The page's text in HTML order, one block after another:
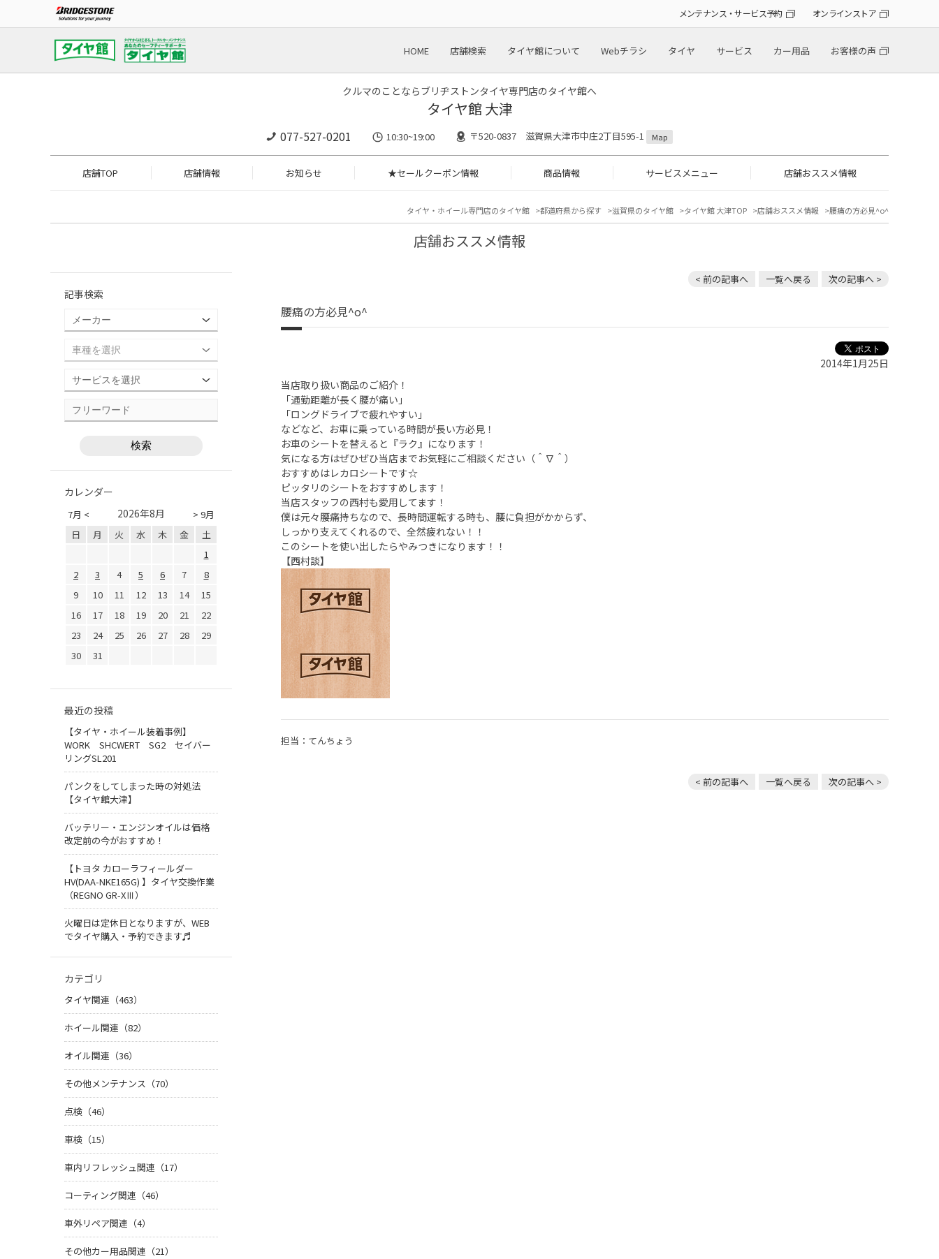
メンテナンス・サービス予約 オンラインストア
HOME 店舗検索 タイヤ館について Webチラシ タイヤ サービス カー用品 お客様の声
クルマのことならブリヂストンタイヤ専門店のタイヤ館へ
タイヤ館 大津
077-527-0201 10:30~19:00 〒520-0837 滋賀県大津市中庄2丁目595-1 Map
店舗TOP 店舗情報 お知らせ ★セールクーポン情報 商品情報 サービスメニュー 店舗おススメ情報
タイヤ・ホイール専門店のタイヤ館 都道府県から探す 滋賀県のタイヤ館 タイヤ館 大津TOP 店舗おススメ情報 腰痛の方必見^o^
店舗おススメ情報
< 前の記事へ 一覧へ戻る 次の記事へ >
腰痛の方必見^o^
2014年1月25日
当店取り扱い商品のご紹介！
「通勤距離が長く腰が痛い」
「ロングドライブで疲れやすい」
などなど、お車に乗っている時間が長い方必見！
お車のシートを替えると『ラク』になります！
気になる方はぜひぜひ当店までお気軽にご相談ください（＾∇＾）
おすすめはレカロシートです☆
ピッタリのシートをおすすめします！
当店スタッフの西村も愛用してます！
僕は元々腰痛持ちなので、長時間運転する時も、腰に負担がかからず、
しっかり支えてくれるので、全然疲れない！！
このシートを使い出したらやみつきになります！！
【西村談】
担当：てんちょう
< 前の記事へ 一覧へ戻る 次の記事へ >
記事検索
カレンダー
7月 < > 9月
2026年8月
日 月 火 水 木 金
土
1
2
3 4 5 6 7
8
9
10 11 12 13 14
15
16
17 18 19 20 21
22
23
24 25 26 27 28
29
30
31
最近の投稿
【タイヤ・ホイール装着事例】
WORK SHCWERT SG2 セイバー
リングSL201
パンクをしてしまった時の対処法
【タイヤ館大津】
バッテリー・エンジンオイルは価格
改定前の今がおすすめ！
【トヨタ カローラフィールダー
HV(DAA-NKE165G) 】タイヤ交換作業
（REGNO GR-XⅢ）
火曜日は定休日となりますが、WEB
でタイヤ購入・予約できます♬
カテゴリ
タイヤ関連（463）
ホイール関連（82）
オイル関連（36）
その他メンテナンス（70）
点検（46）
車検（15）
車内リフレッシュ関連（17）
コーティング関連（46）
車外リペア関連（4）
その他カー用品関連（21）